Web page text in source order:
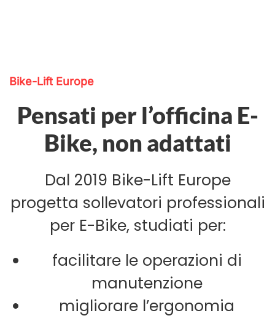
Bike-Lift Europe
Pensati per l’officina E-
Bike, non adattati
Dal 2019 Bike-Lift Europe
progetta sollevatori professionali
per E-Bike, studiati per:
facilitare le operazioni di
manutenzione
migliorare l’ergonomia